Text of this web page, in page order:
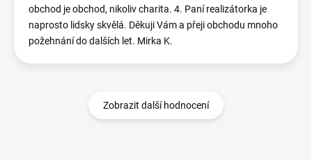
obchod je obchod, nikoliv charita. 4. Paní realizátorka je
naprosto lidsky skvělá. Děkuji Vám a přeji obchodu mnoho
požehnání do dalších let. Mirka K.
Zobrazit další hodnocení